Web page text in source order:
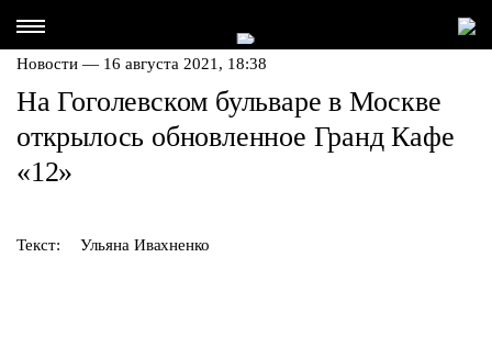
Новости — 16 августа 2021, 18:38
На Гоголевском бульваре в Москве
открылось обновленное Гранд Кафе
«12»
Текст: Ульяна Ивахненко